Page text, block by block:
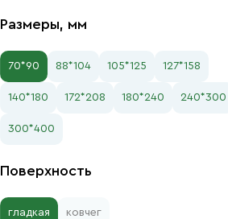
Размеры, мм
70*90 88*104 105*125 127*158
140*180 172*208 180*240 240*300
300*400
Поверхность
гладкая ковчег